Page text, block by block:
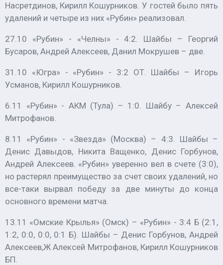
Насретдинов, Кирилл Кошурников. У гостей было пять
удалений и четыре из них «Рубин» реализовал.
27.10 «Рубин» - «Челны» - 4:2. Шайбы – Георгий
Бусаров, Андрей Алексеев, Данил Мокрушев – две.
31.10 «Югра» - «Рубин» - 3:2 ОТ. Шайбы – Игорь
Усманов, Кирилл Кошурников.
6.11 «Рубин» - АКМ (Тула) – 1:0. Шайбу – Алексей
Митрофанов.
8.11 «Рубин» - «Звезда» (Москва) – 4:3. Шайбы –
Денис Давыдов, Никита Ващенко, Денис Горбунов,
Андрей Алексеев. «Рубин» уверенно вел в счете (3:0),
но растерял преимущество за счет своих удалений, но
все-таки вырвал победу за две минуты до конца
основного времени матча.
13.11 «Омские Крылья» (Омск) – «Рубин» - 3:4 Б (2:1,
1:2, 0:0, 0:0, 0:1 Б). Шайбы – Денис Горбунов, Андрей
Алексеев,Ж Алексей Митрофанов, Кирилл Кошурников
БП.